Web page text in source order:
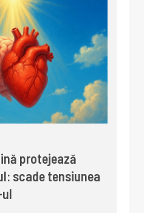
protejează
scade tensiunea